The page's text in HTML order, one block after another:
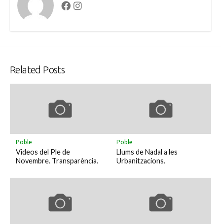
FacebookInstagram
Related Posts
Poble
Videos del Ple de
Novembre. Transparència.
Poble
Llums de Nadal a les
Urbanitzacions.